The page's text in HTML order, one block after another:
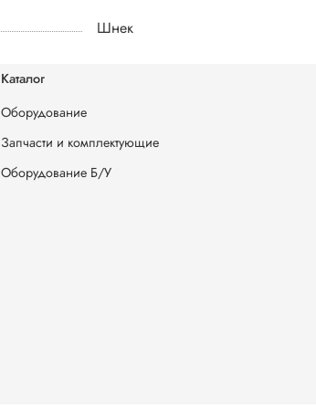
Шнек
Каталог
Оборудование
Запчасти и комплектующие
Оборудование Б/У